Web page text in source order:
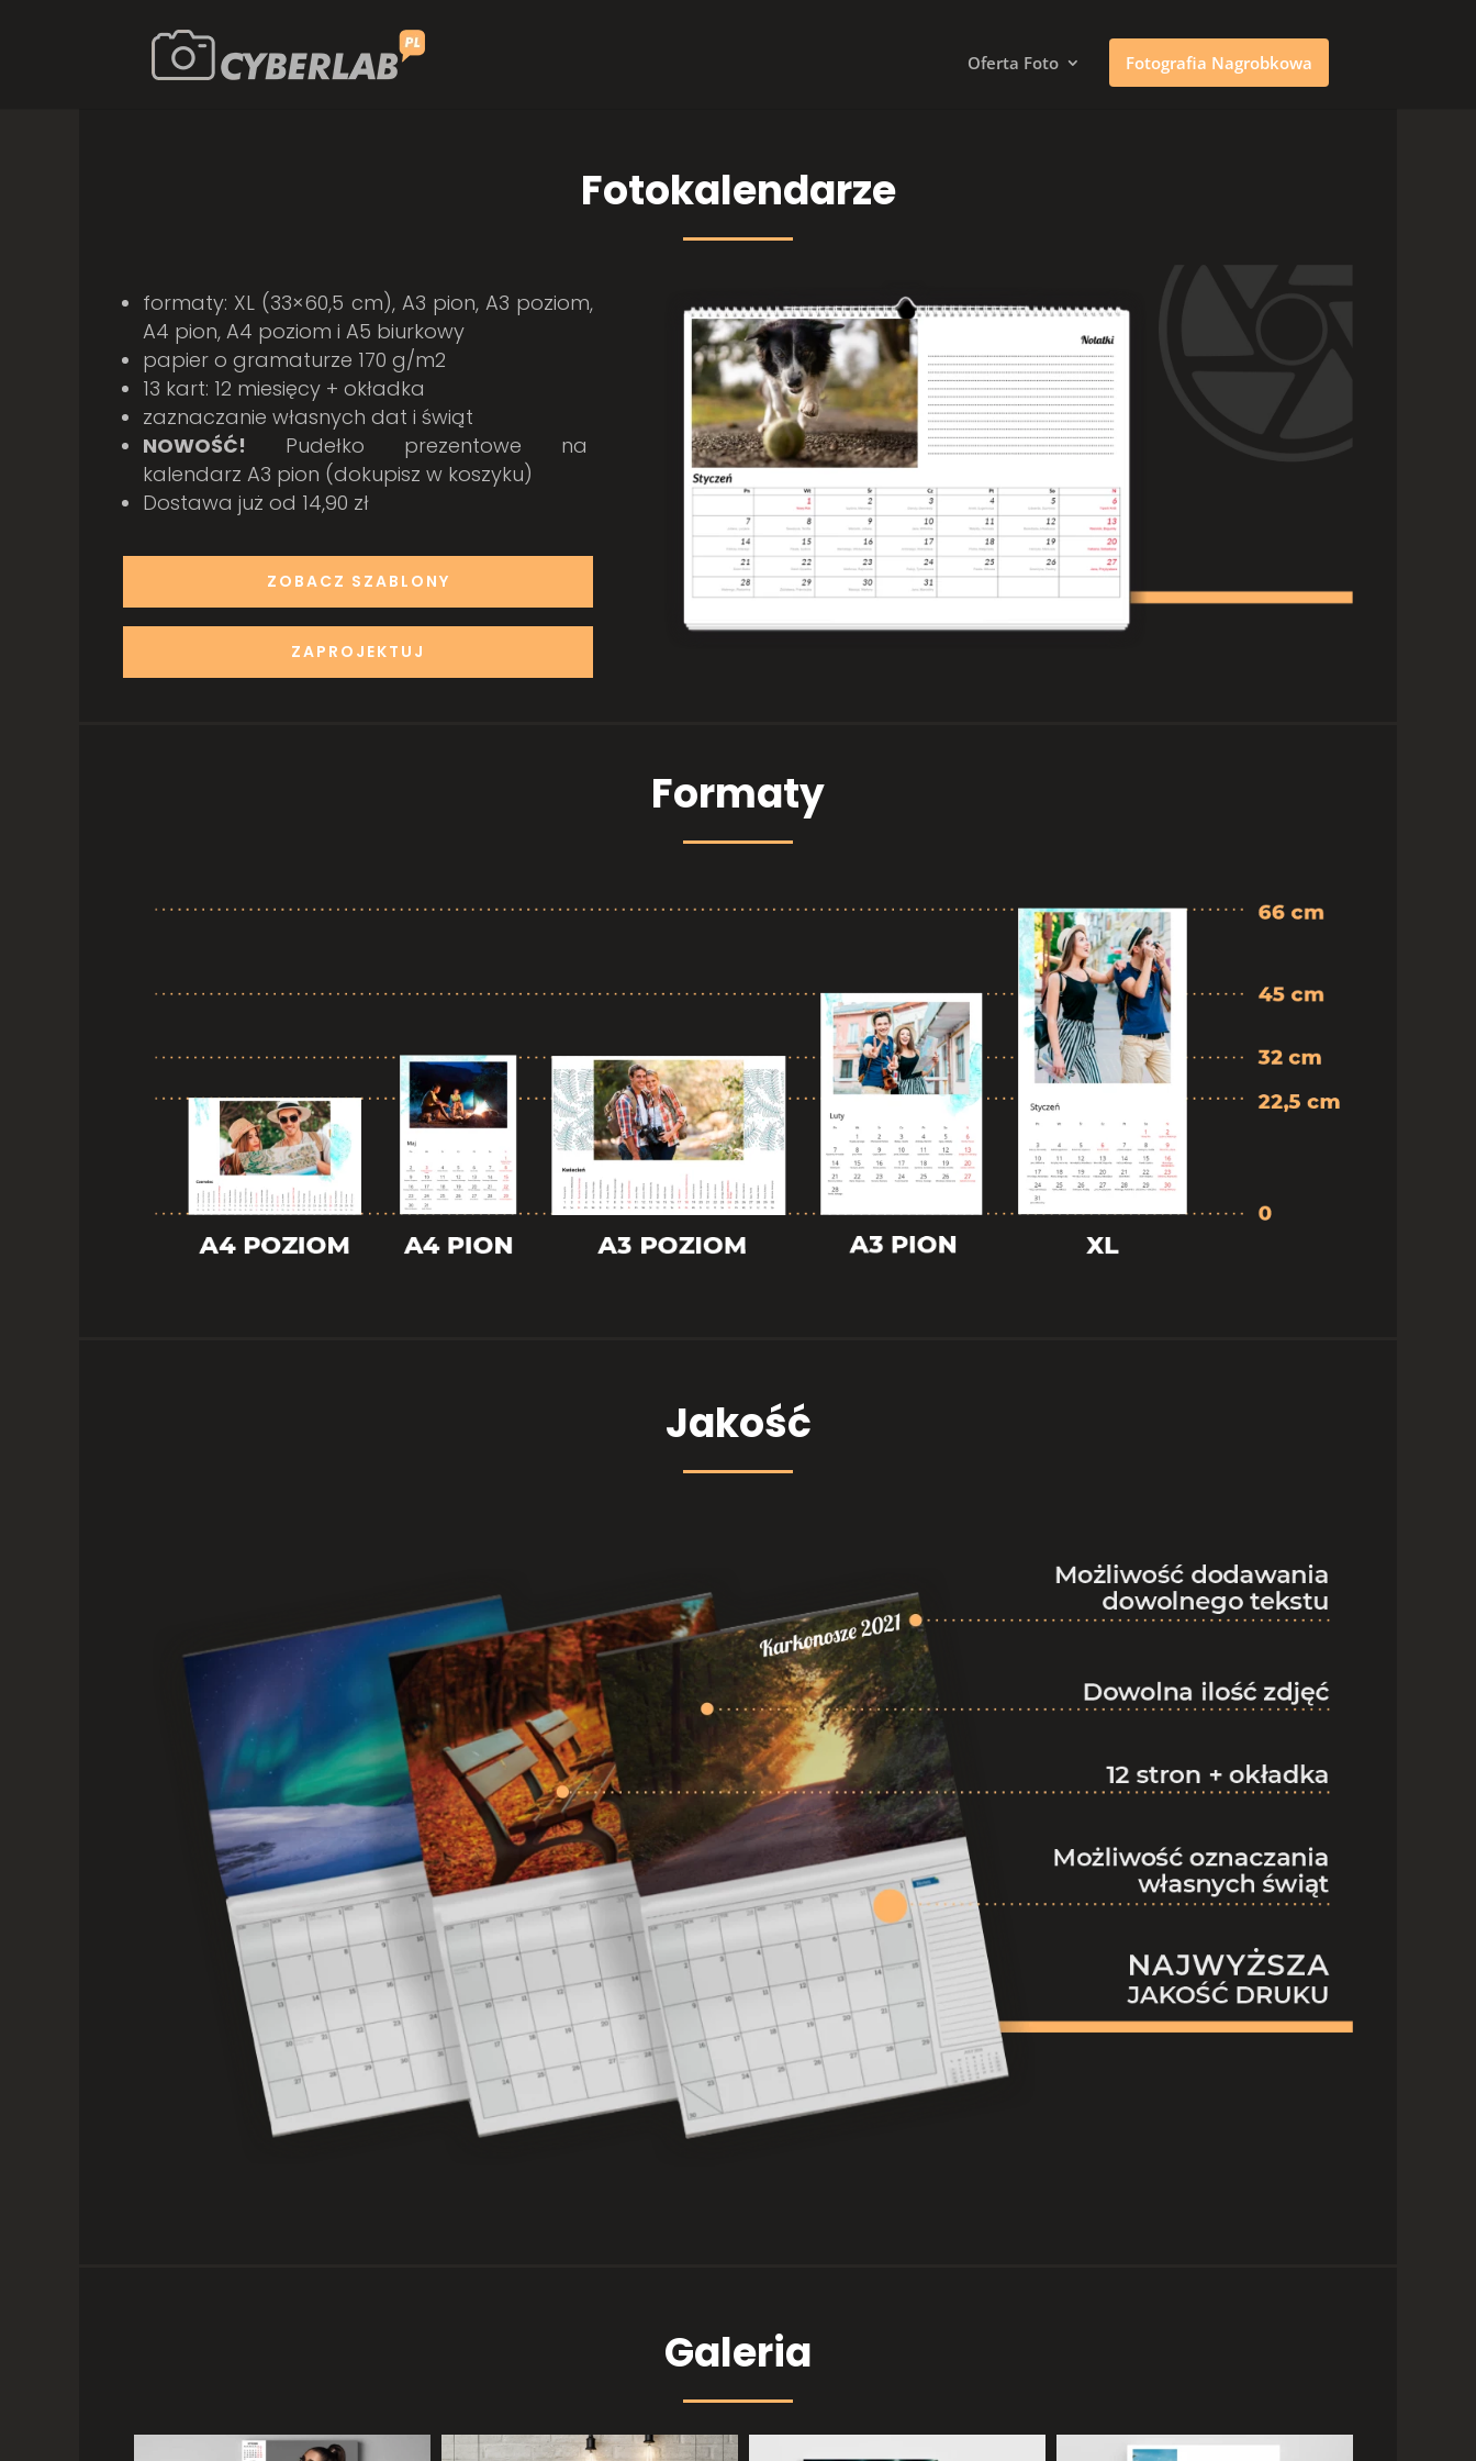
Oferta Foto Fotografia Nagrobkowa
Fotokalendarze
formaty: XL (33×60,5 cm), A3 pion, A3 poziom,
A4 pion, A4 poziom i A5 biurkowy
papier o gramaturze 170 g/m2
13 kart: 12 miesięcy + okładka
zaznaczanie własnych dat i świąt
NOWOŚĆ! Pudełko prezentowe na
kalendarz A3 pion (dokupisz w koszyku)
Dostawa już od 14,90 zł
ZOBACZ SZABLONY
ZAPROJEKTUJ
Formaty
Jakość
Galeria